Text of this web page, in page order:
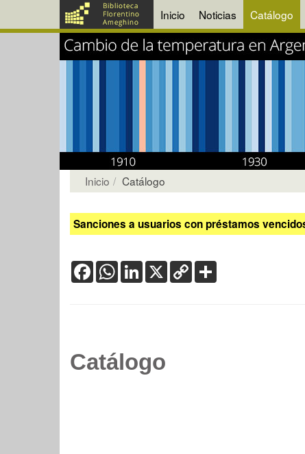
Inicio Noticias Catálogo
Inicio Catálogo
Sanciones a usuarios con préstamos
FacebookWhatsApp
LinkedIn
X Copy
Link
Catálogo